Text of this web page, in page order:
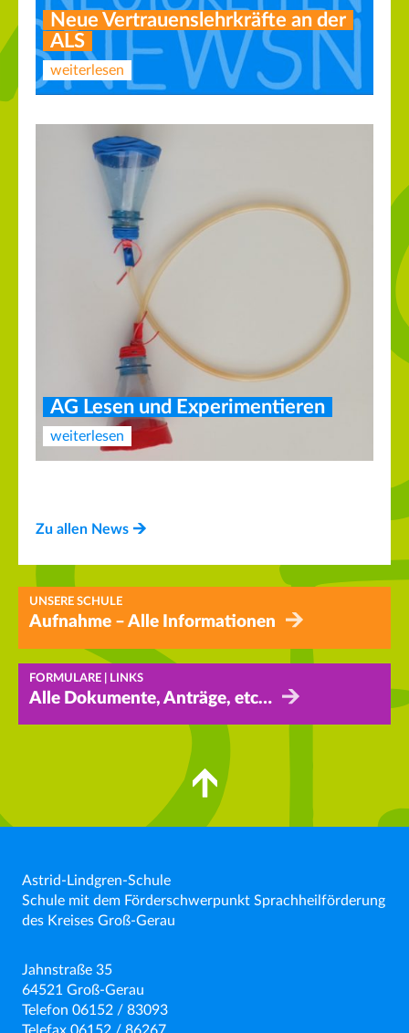
Neue Vertrauenslehrkräfte an der
ALS
weiterlesen
AG Lesen und Experimentieren
weiterlesen
Neuer Vorstand des Fördervereins
Zu allen News
UNSERE SCHULE
Aufnahme – Alle Informationen
FORMULARE | LINKS
Alle Dokumente, Anträge, etc…
Astrid-Lindgren-Schule
Schule mit dem Förderschwerpunkt Sprachheilförderung
des Kreises Groß-Gerau
Jahnstraße 35
64521 Groß-Gerau
Telefon 06152 / 83093